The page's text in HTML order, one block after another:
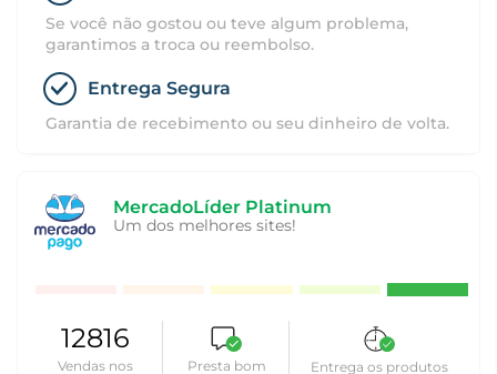
Se você não gostou ou teve algum problema,
garantimos a troca ou reembolso.
Entrega Segura
Garantia de recebimento ou seu dinheiro de volta.
MercadoLíder Platinum
Um dos melhores sites!
12816
Vendas nos
Presta bom
Entrega os produtos